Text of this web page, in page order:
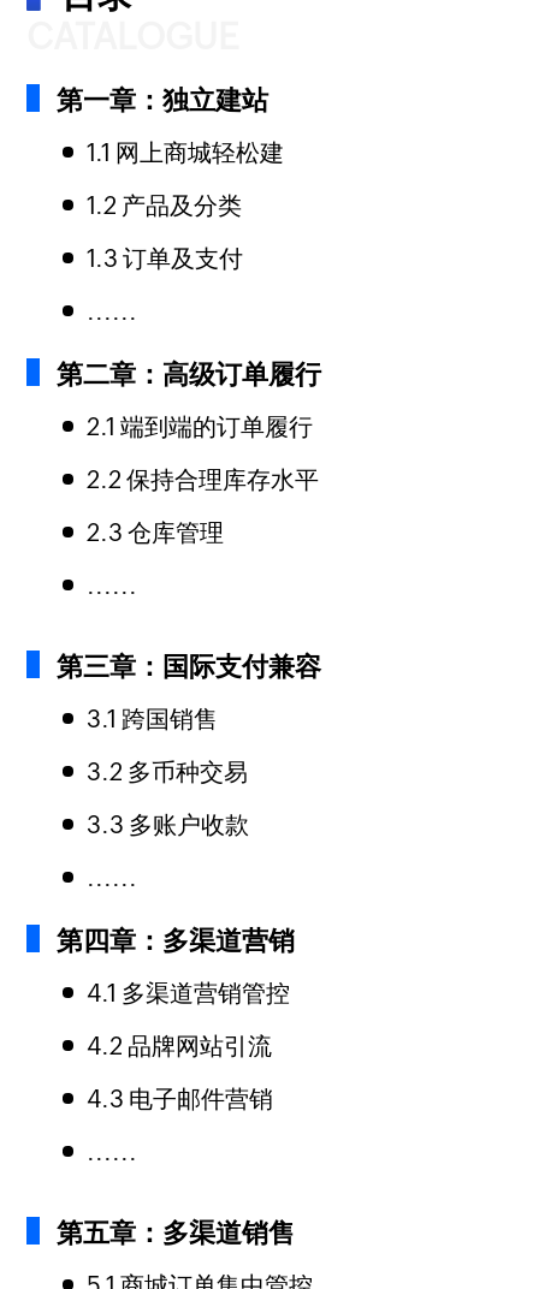
第一章：独立建站
1.1 网上商城轻松建
1.2 产品及分类
1.3 订单及支付
......
第二章：高级订单履行
2.1 端到端的订单履行
2.2 保持合理库存水平
2.3 仓库管理
......
第三章：国际支付兼容
3.1 跨国销售
3.2 多币种交易
3.3 多账户收款
......
第四章：多渠道营销
4.1 多渠道营销管控
4.2 品牌网站引流
4.3 电子邮件营销
......
第五章：多渠道销售